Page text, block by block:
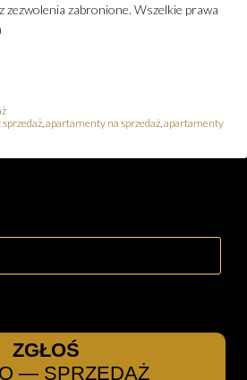
zezwolenia zabronione. Wszelkie prawa
, apartamenty na sprzedaż, apartamenty
ZGŁOŚ
— SPRZEDAŻ